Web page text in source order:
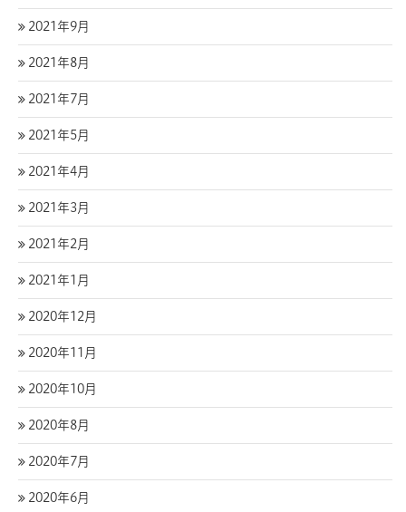
2021年9月
2021年8月
2021年7月
2021年5月
2021年4月
2021年3月
2021年2月
2021年1月
2020年12月
2020年11月
2020年10月
2020年8月
2020年7月
2020年6月